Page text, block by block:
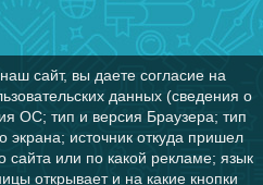
сайт, вы даете согласие на
данных (сведения о
ОС; тип и версия Браузера; тип
экрана; источник откуда пришел
сайта или по какой рекламе; язык
открывает и на какие кнопки